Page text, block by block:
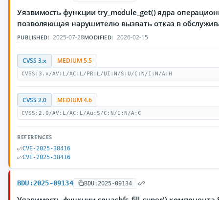
Уязвимость функции try_module_get() ядра
позволяющая нарушителю вызвать отказ в
PUBLISHED: 2025-07-28MODIFIED: 2026-02-15
CVSS 3.x MEDIUM 5.5
CVSS:3.x/AV:L/AC:L/PR:L/UI:N/S:U/C:N/I:N/A:H
CVSS 2.0 MEDIUM 4.6
CVSS:2.0/AV:L/AC:L/Au:S/C:N/I:N/A:C
REFERENCES
CVE-2025-38416
CVE-2025-38416
BDU:2025-09134 BDU:2025-09134